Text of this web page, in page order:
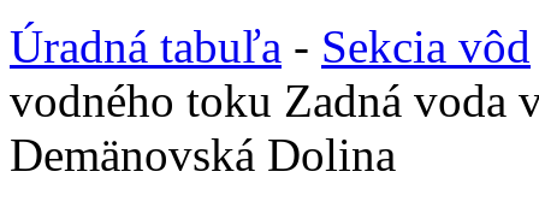
Úradná tabuľa - Sekcia vôd
vodného toku Zadná voda
Demänovská Dolina